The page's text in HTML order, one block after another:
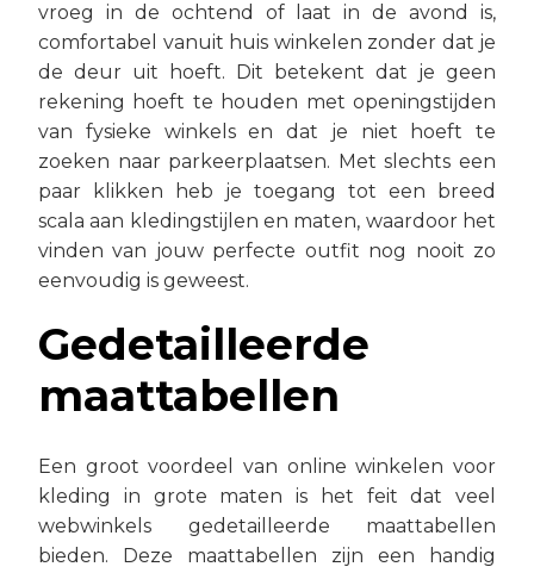
vroeg in de ochtend of laat in de avond is,
comfortabel vanuit huis winkelen zonder dat je
de deur uit hoeft. Dit betekent dat je geen
rekening hoeft te houden met openingstijden
van fysieke winkels en dat je niet hoeft te
zoeken naar parkeerplaatsen. Met slechts een
paar klikken heb je toegang tot een breed
scala aan kledingstijlen en maten, waardoor het
vinden van jouw perfecte outfit nog nooit zo
eenvoudig is geweest.
Gedetailleerde
maattabellen
Een groot voordeel van online winkelen voor
kleding in grote maten is het feit dat veel
webwinkels gedetailleerde maattabellen
bieden. Deze maattabellen zijn een handig